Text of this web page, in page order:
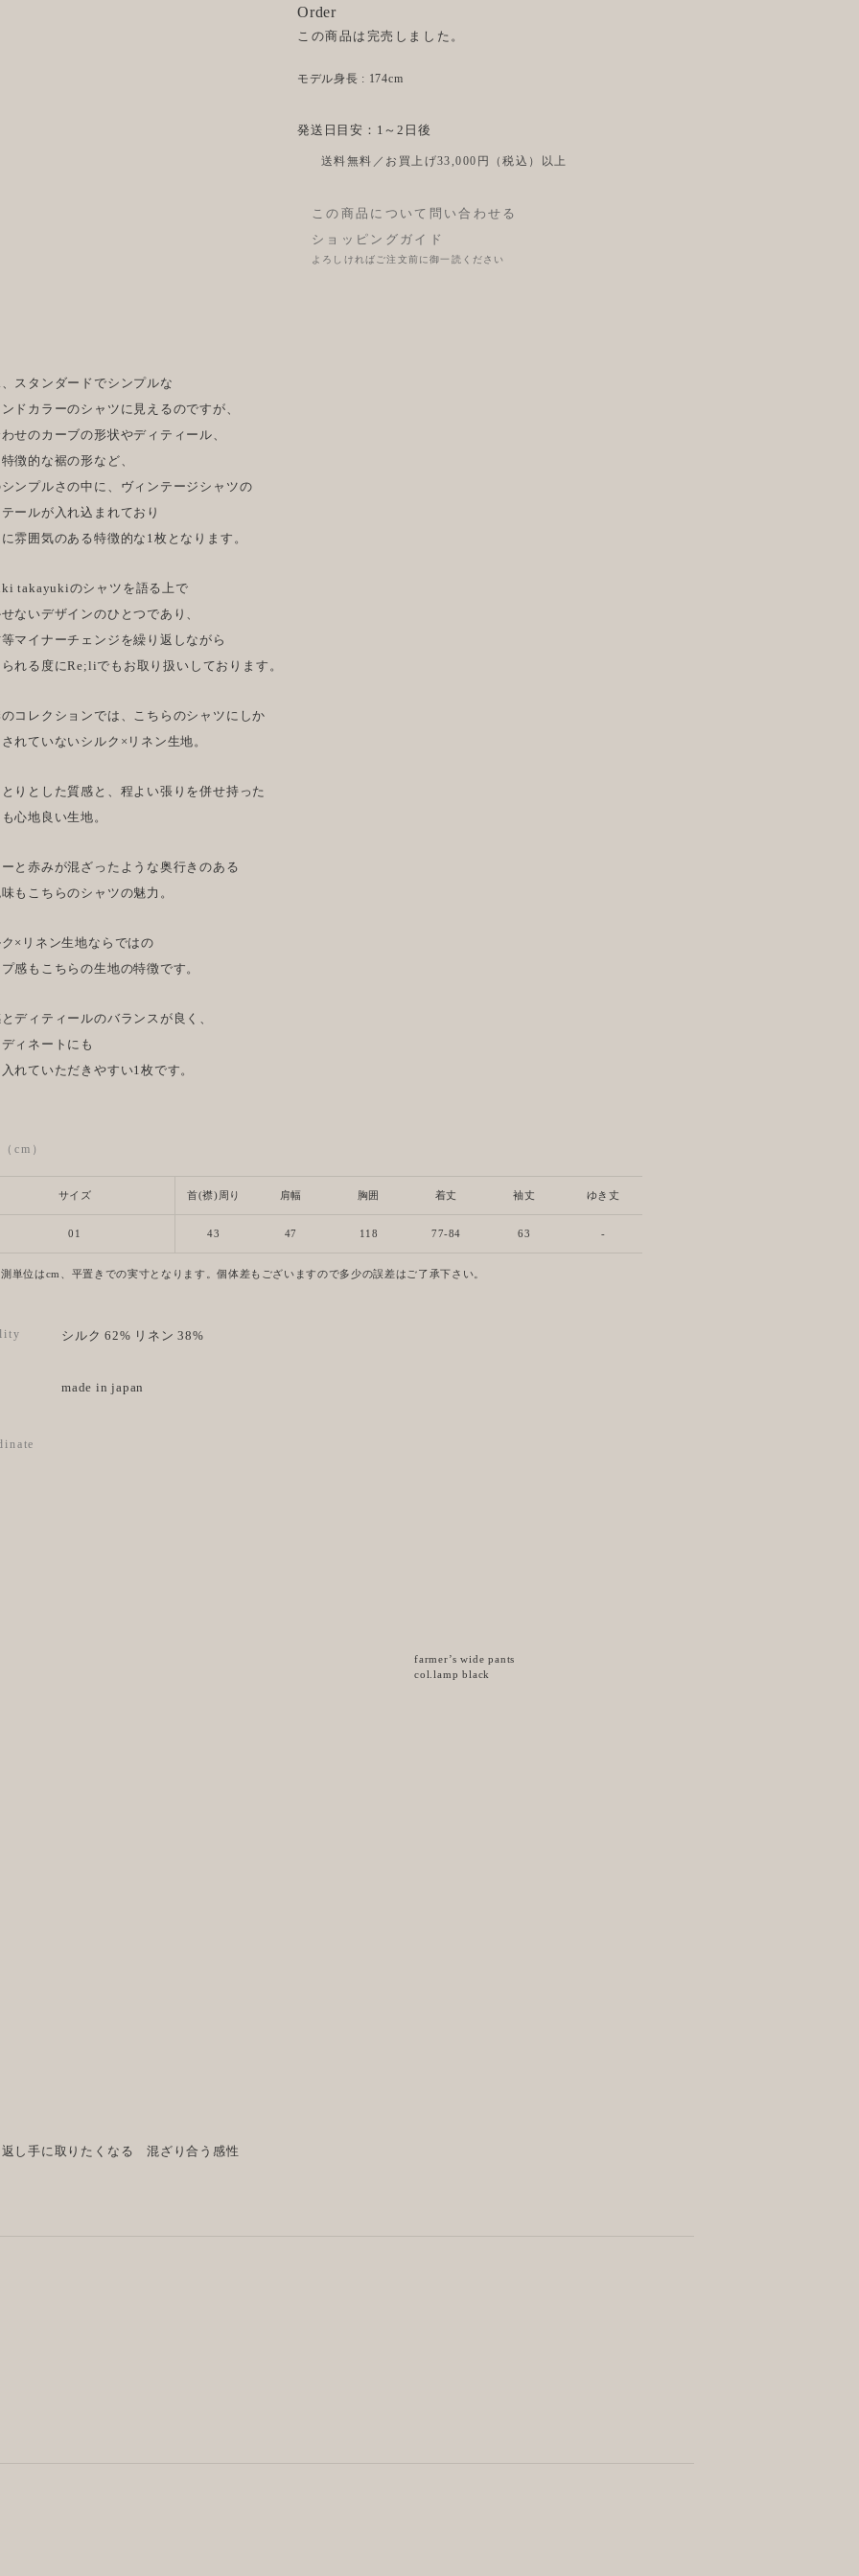
Order
この商品は完売しました。
モデル身長 : 174cm
発送日目安：1～2日後
送料無料／お買上げ33,000円（税込）以上
この商品について問い合わせる
ショッピングガイド
よろしければご注文前に御一読ください
スタンダードでシンプルな
ドカラーのシャツに見えるのですが、
せのカーブの形状やディティール、
徴的な裾の形など、
ンプルさの中に、ヴィンテージシャツの
ールが入れ込まれており
雰囲気のある特徴的な1枚となります。
takayukiのシャツを語る上で
ないデザインのひとつであり、
マイナーチェンジを繰り返しながら
れる度にRe;liでもお取り扱いしております。
コレクションでは、こちらのシャツにしか
れていないシルク×リネン生地。
とりとした質感と、程よい張りを併せ持った
心地良い生地。
と赤みが混ざったような奥行きのある
もこちらのシャツの魅力。
×リネン生地ならではの
感もこちらの生地の特徴です。
ディティールのバランスが良く、
ィネートにも
れていただきやすい1枚です。
cm）
サイズ 首(襟)周り 肩幅 胸囲 着丈 袖丈 ゆき丈
01 43 47 118 77-84 63 -
単位はcm、平置きでの実寸となります。個体差もございますので多少の誤差はご了承下さい。
シルク 62% リネン 38%
made in japan
farmer’s wide pants
col.lamp black
し手に取りたくなる 混ざり合う感性